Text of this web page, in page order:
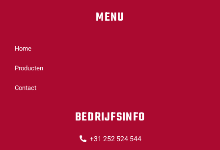
MENU
Home
Producten
Contact
BEDRIJFSINFO
+31 252 524 544